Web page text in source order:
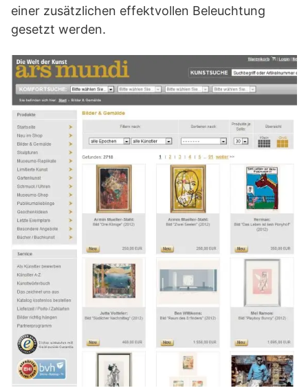
einer zusätzlichen effektvollen Beleuchtung
gesetzt werden.